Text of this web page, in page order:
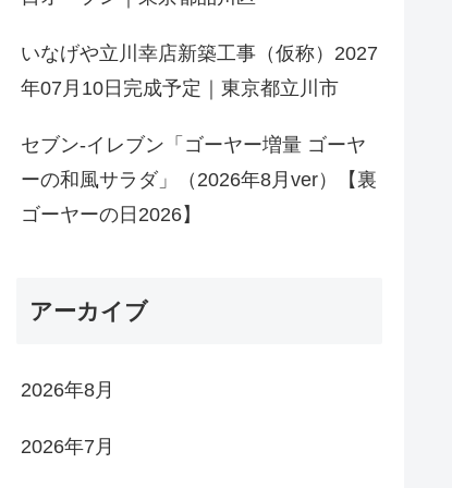
いなげや立川幸店新築工事（仮称）2027
年07月10日完成予定｜東京都立川市
セブン-イレブン「ゴーヤー増量 ゴーヤ
ーの和風サラダ」（2026年8月ver）【裏
ゴーヤーの日2026】
アーカイブ
2026年8月
2026年7月